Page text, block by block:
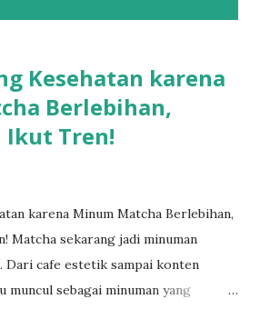
Kesehatan karena
Berlebihan,
Ikut Tren!
karena Minum Matcha Berlebihan,
Matcha sekarang jadi minuman
Dari cafe estetik sampai konten
muncul sebagai minuman yang